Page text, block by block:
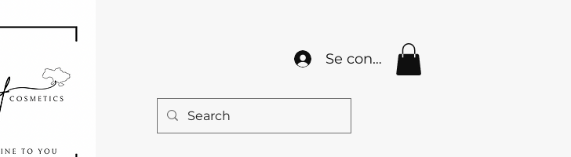
Se connecter